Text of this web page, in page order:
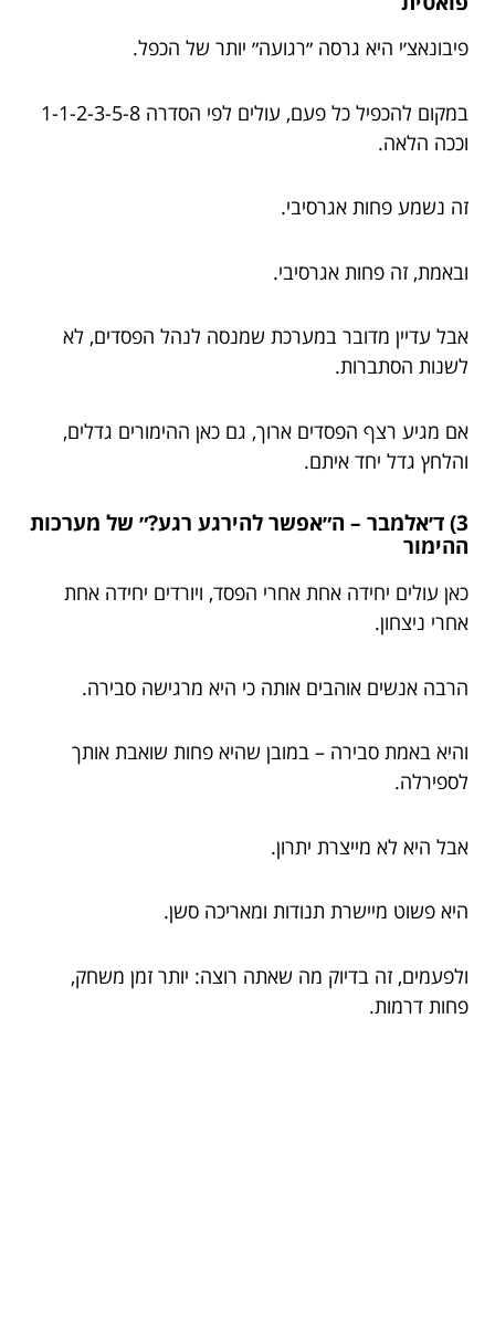
פיבונאצ׳י היא גרסה ״רגועה״ יותר של הכפל.
במקום להכפיל כל פעם, עולים לפי הסדרה 1-1-2-3-5-8
וככה הלאה.
זה נשמע פחות אגרסיבי.
ובאמת, זה פחות אגרסיבי.
אבל עדיין מדובר במערכת שמנסה לנהל הפסדים, לא
לשנות הסתברות.
אם מגיע רצף הפסדים ארוך, גם כאן ההימורים גדלים,
והלחץ גדל יחד איתם.
3) ד׳אלמבר – ה״אפשר להירגע רגע?״ של מערכות
ההימור
כאן עולים יחידה אחת אחרי הפסד, ויורדים יחידה אחת
אחרי ניצחון.
הרבה אנשים אוהבים אותה כי היא מרגישה סבירה.
והיא באמת סבירה – במובן שהיא פחות שואבת אותך
לספירלה.
אבל היא לא מייצרת יתרון.
היא פשוט מיישרת תנודות ומאריכה סשן.
ולפעמים, זה בדיוק מה שאתה רוצה: יותר זמן משחק,
פחות דרמות.